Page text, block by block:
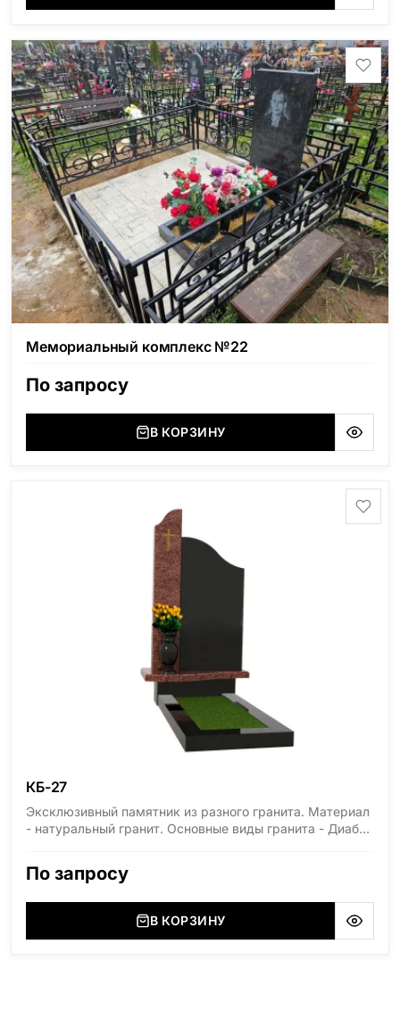
минимальные стандартные размеры. [wpforms
id="13534"]
Мемориальный комплекс №22
По запросу
В КОРЗИНУ
КБ-27
Эксклюзивный памятник из разного гранита. Материал
- натуральный гранит. Основные виды гранита - Диабаз
(Украина, Житомерская область), Лабродарит
(Украина, Житомерская область), Сюксюансаари
(Россия, Карелия), Амфиболит (Россия, Мурманская
По запросу
В КОРЗИНУ